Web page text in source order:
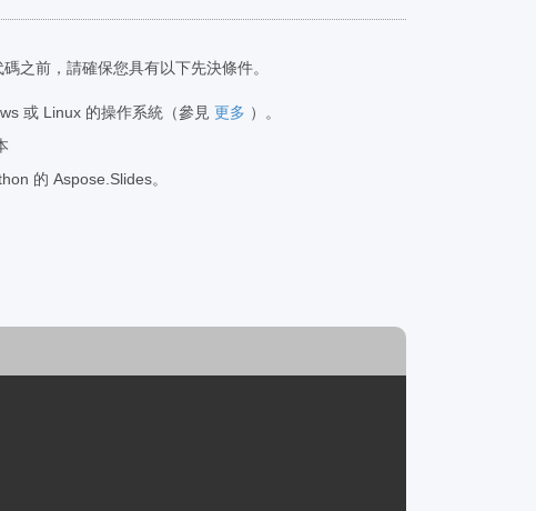
之前，請確保您具有以下先決條件。
或 Linux 的操作系統（參見 更多 ）。
的 Aspose.Slides。